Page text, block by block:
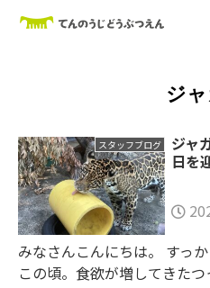
ジ
スタッフブログ
ジャ
日を
みなさんこんにちは。 すっ
この頃。食欲が増してきた